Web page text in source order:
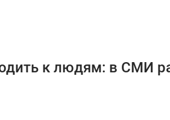
к людям: в СМИ